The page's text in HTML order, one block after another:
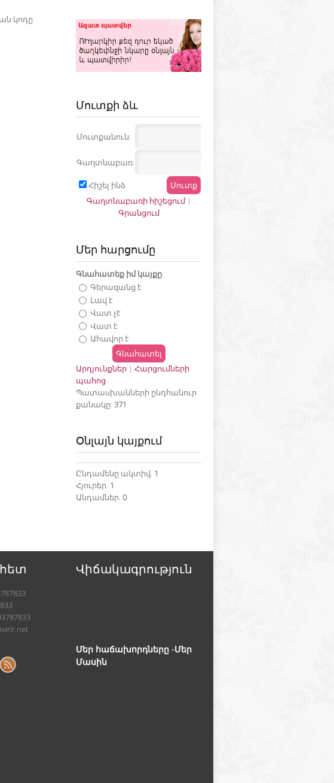
Մուտքի ձև
Մուտքանուն:
Գաղտնաբառ:
Հիշել ինձ
Գաղտնաբառի հիշեցում|
Գրանցում
Մեր հարցումը
Գնահատեք իմ կայքը
Գերազանց է
Լավ է
Վատ չէ
Վատ է
Ահավոր է
Արդյունքներ | Հարցումների
պահոց
Պատասխանների ընդհանուր
քանակը: 371
Օնլայն կայքում
Ընդամենը ակտիվ. 1
Հյուրեր. 1
Անդամներ. 0
Վիճակագրություն
Մեր հաճախորդները -Մեր
Մասին